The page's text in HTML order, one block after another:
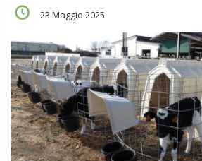
23 Maggio 2025